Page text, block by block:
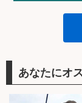
あなたにオ